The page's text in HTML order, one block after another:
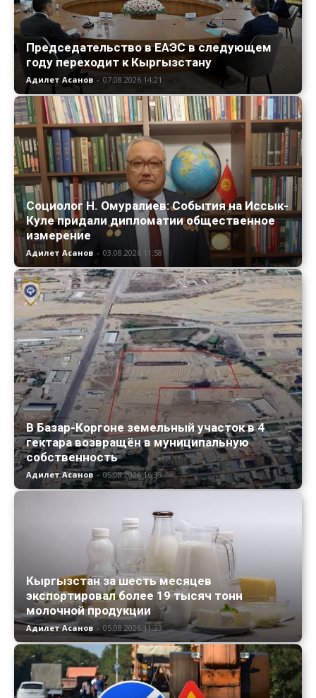
Председательство в ЕАЭС в следующем
году переходит к Кыргызстану
Адилет Асанов - 07.08.2026 14:21
Социолог Н. Омуралиев: События на Иссык-
Куле придали дипломатии общественное
измерение
Адилет Асанов - 03.08.2026 11:58
В Базар-Коргоне земельный участок в 4
гектара возвращён в муниципальную
собственность
Адилет Асанов - 05.08.2026 16:39
Кыргызстан за шесть месяцев
экспортировал более 19 тысяч тонн
молочной продукции
Адилет Асанов - 05.08.2026 11:23